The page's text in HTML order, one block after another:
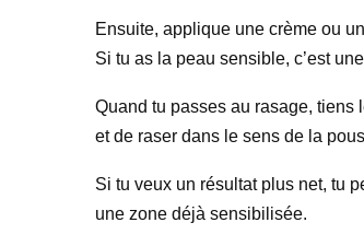
Ensuite, applique une crème ou
Si tu as la peau sensible, c’est
Quand tu passes au rasage, tiens
et de raser dans le sens de la
Si tu veux un résultat plus net, tu
une zone déjà sensibilisée.